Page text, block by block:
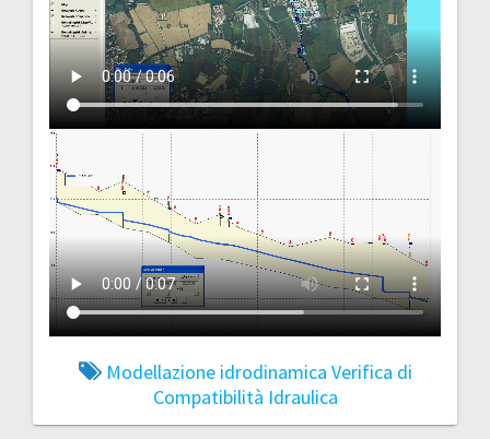
Modellazione idrodinamica Verifica di
Compatibilità Idraulica